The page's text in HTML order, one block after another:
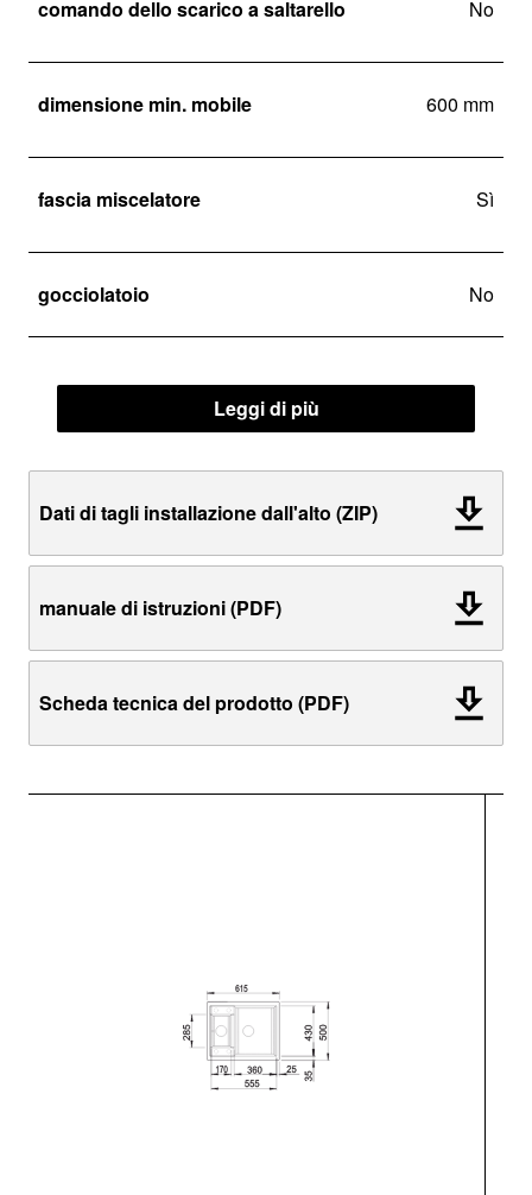
comando dello scarico a saltarello No
dimensione min. mobile 600 mm
fascia miscelatore Sì
gocciolatoio No
Leggi di più
Dati di tagli installazione dall'alto (ZIP)
manuale di istruzioni (PDF)
Scheda tecnica del prodotto (PDF)